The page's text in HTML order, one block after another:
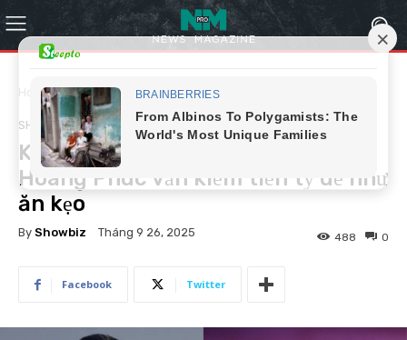
Home Showbiz
SHOWBIZ
Không còn đi hát nhiều, Ưng
Hoàng Phúc vẫn kiếm tiền tỷ dễ như
ăn kẹo
By Showbiz Tháng 9 26, 2025 0
488
Facebook Twitter